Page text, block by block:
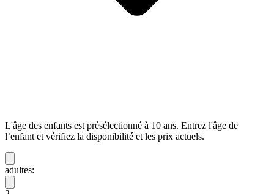
L'âge des enfants est présélectionné à 10 ans. Entrez l'âge de
l’enfant et vérifiez la disponibilité et les prix actuels.
adultes: